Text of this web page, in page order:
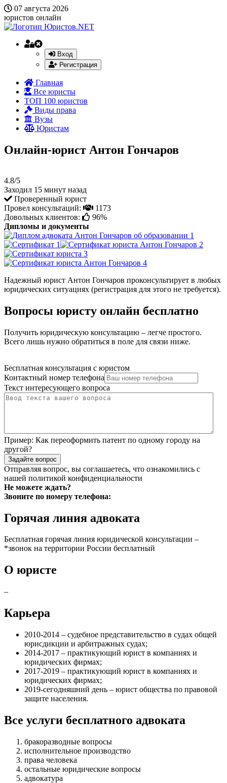
07 августа 2026
юристов онлайн
Вход
Регистрация
Главная
Все юристы
ТОП 100 юристов
Виды права
Вузы
Юристам
Онлайн-юрист Антон Гончаров
4.8/5
Заходил 15 минут назад
Проверенный юрист
Провел консультаций:
1173
Довольных клиентов:
96%
Дипломы и документы
Надежный юрист Антон Гончаров проконсультирует в любых
юридических ситуациях (регистрация для этого не требуется).
Вопросы юристу онлайн бесплатно
Получить юридическую консультацию – легче простого.
Всего лишь нужно обратиться в поле для связи ниже.
Бесплатная консультация с юристом
Контактный номер телефона
Текст интересующего вопроса
Пример: Как переоформить патент по одному городу на
другой?
Задайте вопрос
Отправляя вопрос, вы соглашаетесь, что ознакомились с
нашей политикой конфиденциальности
Не можете ждать?
Звоните по номеру телефона:
Горячая линия адвоката
Бесплатная горячая линия юридической консультации –
*звонок на территории России бесплатный
О юристе
–
Карьера
2010-2014 – судебное представительство в судах общей
юрисдикции и арбитражных судах;
2014-2017 – практикующий юрист в компаниях и
юридических фирмах;
2017-2019 – практикующий юрист в компаниях и
юридических фирмах;
2019-сегодняшний день – юрист общества по правовой
защите населения.
Все услуги бесплатного адвоката
бракоразводные вопросы
исполнительное производство
права человека
остальные юридические вопросы
адвокатура